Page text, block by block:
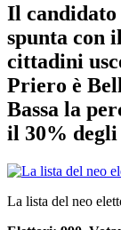
Il
spunta con
cittadini
Priero è
Bassa la
il 30%
La lista del neo